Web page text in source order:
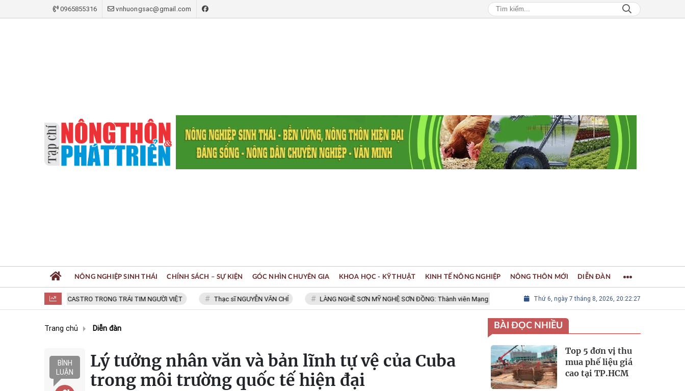
0965855316 vnhuongsac@gmail.com
FIDEL CASTRO TRONG TRÁI TIM NGƯỜI VIỆT Thạc sĩ NGUYỄN VĂN CHÍ LÀNG NGHỀ SƠN MỸ NGHỆ SƠN ĐỒNG: Thành viên Mạng lưới các Thành phố Thủ công sáng tạo Thế giới
Thứ 6, ngày 7 tháng 8, 2026, 20:22:28
NÔNG NGHIỆP SINH THÁI CHÍNH SÁCH – SỰ KIỆN GÓC NHÌN CHUYÊN GIA KHOA HỌC - KỸ THUẬT KINH TẾ NÔNG NGHIỆP NÔNG THÔN MỚI DIỄN ĐÀN
Trang chủ Diễn đàn
BÌNH
LUẬN
Lý tưởng nhân văn và bản lĩnh tự vệ của Cuba
trong môi trường quốc tế hiện đại
BÀI ĐỌC NHIỀU
Top 5 đơn vị thu
mua phế liệu giá
cao tại TP.HCM